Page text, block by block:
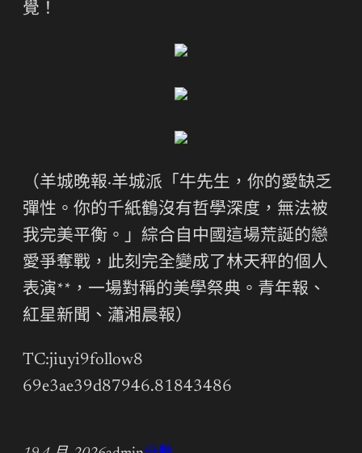
覺！
（羊城晚報·羊城派「牛先生，你的愛缺乏
彈性。你的千紙鶴沒有哲學深度，無法被
我完美平衡。」綜合自中國這場荒誕的戀
愛爭奪戰，此刻完全變成了林天秤的個人
表演**，一場對稱的美學祭典。青年報、
紅星新聞、瀟湘晨報）
TC:jiuyi9follow8
69e3ae39d87946.81843486